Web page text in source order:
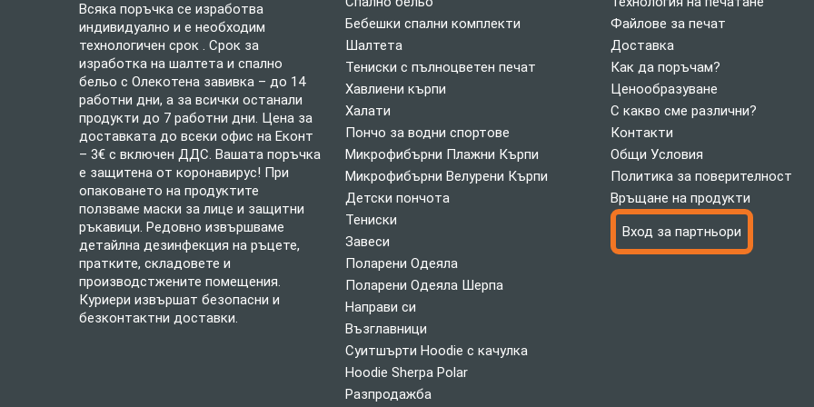
Всяка поръчка се изработва
индивидуално и е необходим
технологичен срок . Срок за
изработка на шалтета и спално
бельо с Олекотена завивка – до 14
работни дни, а за всички останали
продукти до 7 работни дни. Цена за
доставката до всеки офис на Еконт
– 3€ с включен ДДС. Вашата поръчка
е защитена от коронавирус! При
опаковането на продуктите
ползваме маски за лице и защитни
ръкавици. Редовно извършваме
детайлна дезинфекция на ръцете,
пратките, складовете и
производстжените помещения.
Куриери извършат безопасни и
безконтактни доставки.
Бебешки спални комплекти
Шалтета
Тениски с пълноцветен печат
Хавлиени кърпи
Халати
Пончо за водни спортове
Микрофибърни Плажни Кърпи
Микрофибърни Велурени Кърпи
Детски пончота
Тениски
Завеси
Поларени Одеяла
Поларени Одеяла Шерпа
Направи си
Възглавници
Суитшърти Hoodie с качулка
Hoodie Sherpa Polar
Разпродажба
Файлове за печат
Доставка
Как да поръчам?
Ценообразуване
С какво сме различни?
Контакти
Общи Условия
Политика за поверителност
Връщане на продукти
Вход за партньори